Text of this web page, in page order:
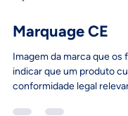
Marquage CE
Imagem da marca que os
conformidade legal